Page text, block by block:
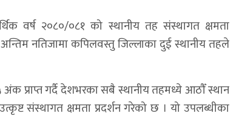
वर्ष २०८०/०८१ को स्थानीय तह संस्थागत क्षमता
नतिजामा कपिलवस्तु जिल्लाका दुई स्थानीय तहले
प्राप्त गर्दै देशभरका सबै स्थानीय तहमध्ये आठौँ स्थान
संस्थागत क्षमता प्रदर्शन गरेको छ । यो उपलब्धीका